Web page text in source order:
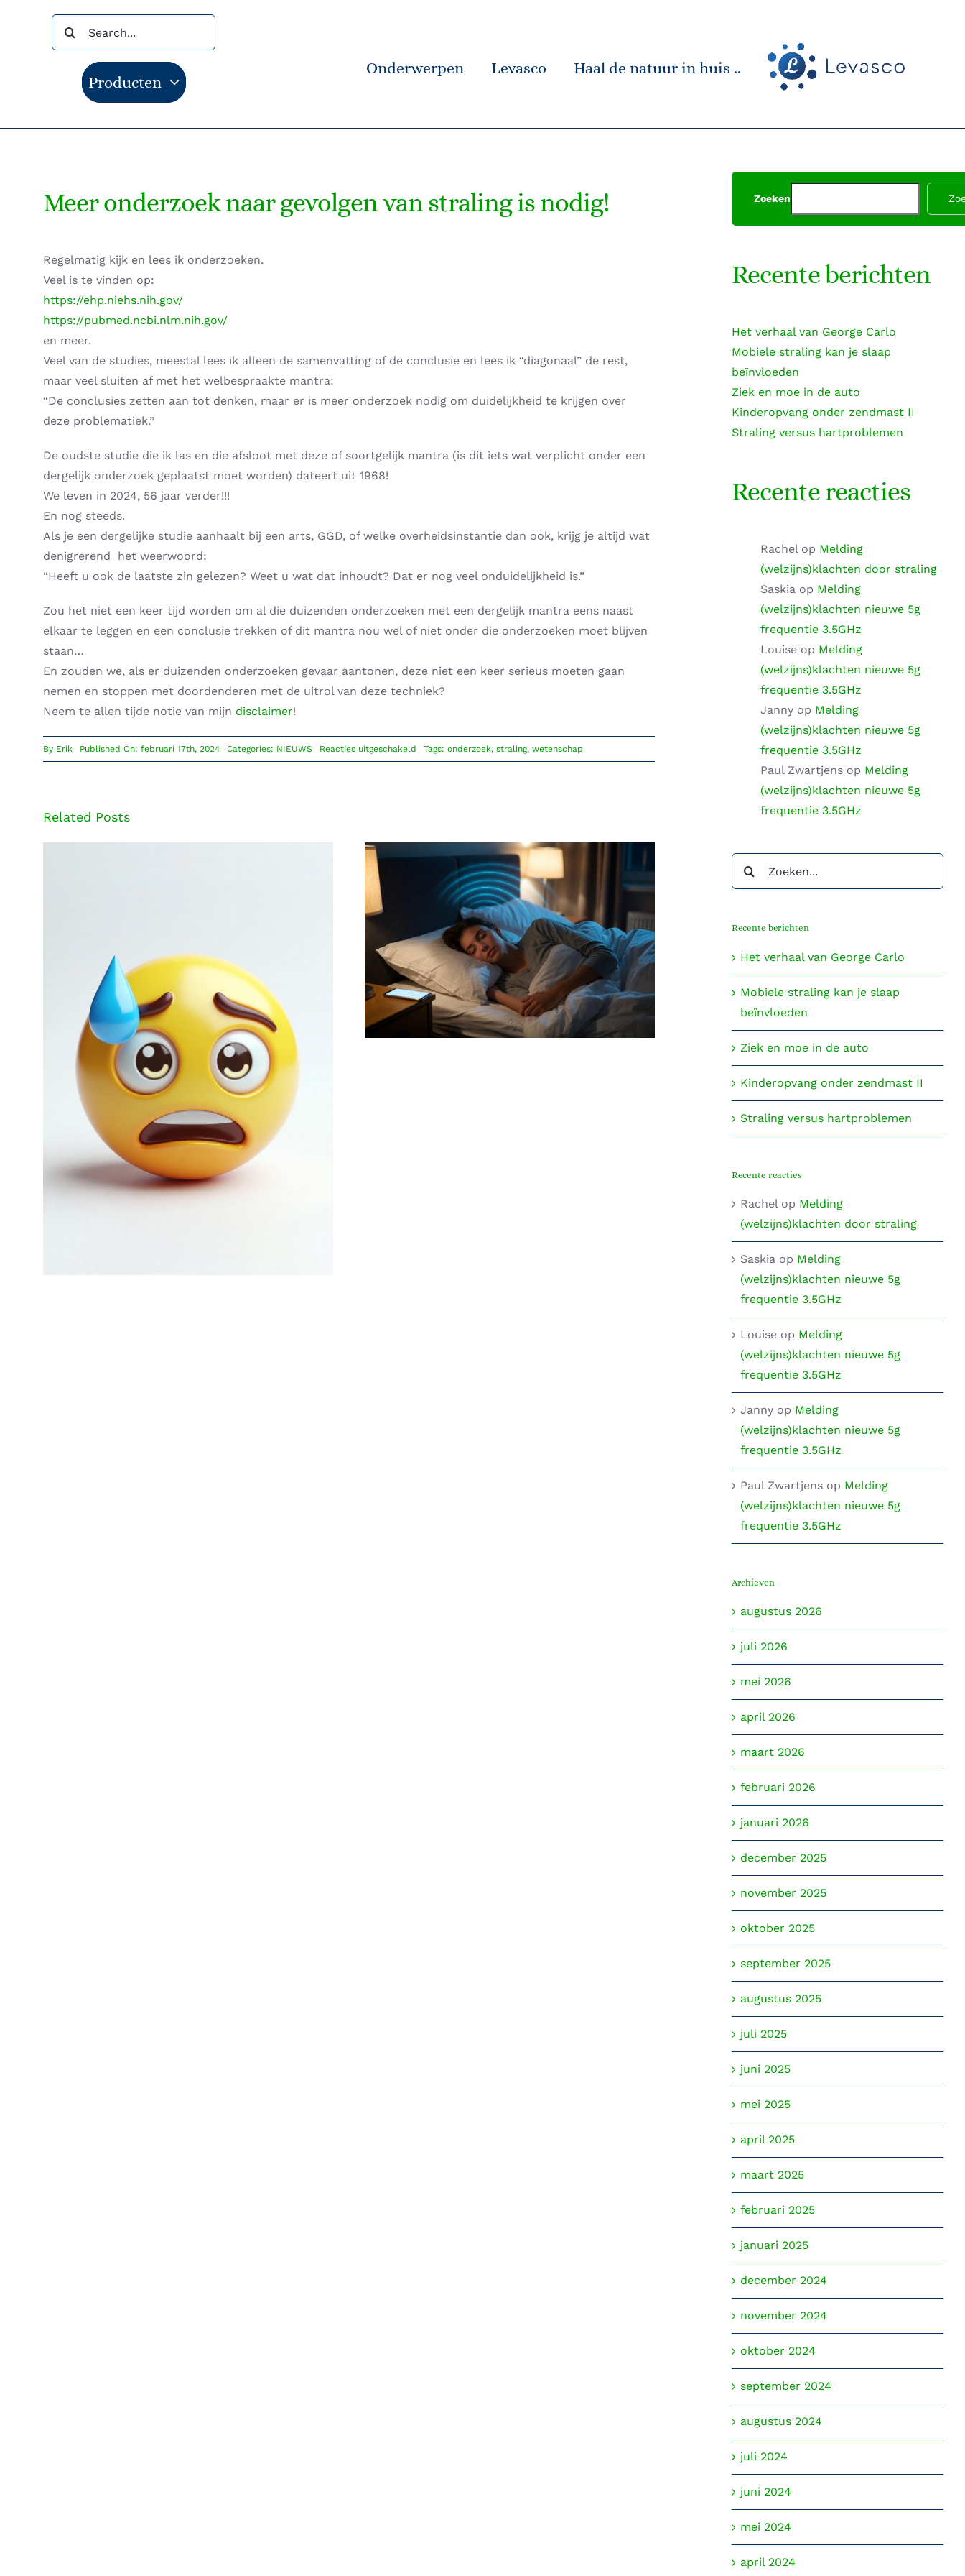
naar:
Producten
Onderwerpen Levasco Haal de natuur in huis ..
Meer onderzoek naar gevolgen van straling is nodig!
Regelmatig kijk en lees ik onderzoeken.
Veel is te vinden op:
https://ehp.niehs.nih.gov/
https://pubmed.ncbi.nlm.nih.gov/
en meer.
Veel van de studies, meestal lees ik alleen de samenvatting of de conclusie en lees ik “diagonaal” de rest,
maar veel sluiten af met het welbespraakte mantra:
“De conclusies zetten aan tot denken, maar er is meer onderzoek nodig om duidelijkheid te krijgen over
deze problematiek.”
De oudste studie die ik las en die afsloot met deze of soortgelijk mantra (is dit iets wat verplicht onder een
dergelijk onderzoek geplaatst moet worden) dateert uit 1968!
We leven in 2024, 56 jaar verder!!!
En nog steeds.
Als je een dergelijke studie aanhaalt bij een arts, GGD, of welke overheidsinstantie dan ook, krijg je altijd wat
denigrerend het weerwoord:
“Heeft u ook de laatste zin gelezen? Weet u wat dat inhoudt? Dat er nog veel onduidelijkheid is.”
Zou het niet een keer tijd worden om al die duizenden onderzoeken met een dergelijk mantra eens naast
elkaar te leggen en een conclusie trekken of dit mantra nou wel of niet onder die onderzoeken moet blijven
staan…
En zouden we, als er duizenden onderzoeken gevaar aantonen, deze niet een keer serieus moeten gaan
nemen en stoppen met doordenderen met de uitrol van deze techniek?
Neem te allen tijde notie van mijn disclaimer!
By Erik Published On: februari 17th, 2024 Categories: NIEUWS Reacties uitgeschakeldvoorTags: onderzoek, straling, wetenschap
Related Posts
Het verhaal van George Carlo
Mobiele straling kan je slaap
beïnvloeden
Het verhaal van George Carlo
Zoeken
Recente berichten
Het verhaal van George Carlo
Mobiele straling kan je slaap
beïnvloeden
Ziek en moe in de auto
Kinderopvang onder zendmast II
Straling versus hartproblemen
Recente reacties
Rachelop Melding
(welzijns)klachten door straling
Saskiaop Melding
(welzijns)klachten nieuwe 5g
frequentie 3.5GHz
Louiseop Melding
(welzijns)klachten nieuwe 5g
frequentie 3.5GHz
Jannyop Melding
(welzijns)klachten nieuwe 5g
frequentie 3.5GHz
Paul Zwartjensop Melding
(welzijns)klachten nieuwe 5g
frequentie 3.5GHz
naar:
Recente berichten
Het verhaal van George Carlo
Mobiele straling kan je slaap
beïnvloeden
Ziek en moe in de auto
Kinderopvang onder zendmast II
Straling versus hartproblemen
Recente reacties
Rachelop Melding
(welzijns)klachten door straling
Saskiaop Melding
(welzijns)klachten nieuwe 5g
frequentie 3.5GHz
Louiseop Melding
(welzijns)klachten nieuwe 5g
frequentie 3.5GHz
Jannyop Melding
(welzijns)klachten nieuwe 5g
frequentie 3.5GHz
Paul Zwartjensop Melding
(welzijns)klachten nieuwe 5g
frequentie 3.5GHz
Archieven
augustus 2026
juli 2026
mei 2026
april 2026
maart 2026
februari 2026
januari 2026
december 2025
november 2025
oktober 2025
september 2025
augustus 2025
juli 2025
juni 2025
mei 2025
april 2025
maart 2025
februari 2025
januari 2025
december 2024
november 2024
oktober 2024
september 2024
augustus 2024
juli 2024
juni 2024
mei 2024
april 2024